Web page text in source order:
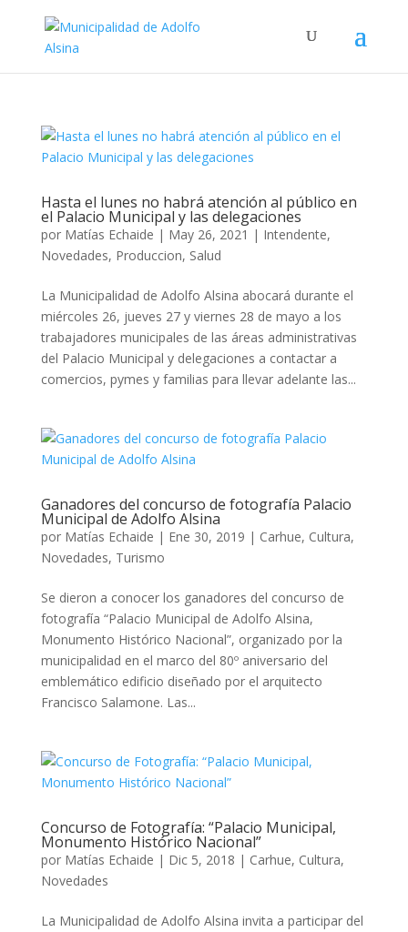
Hasta el lunes no habrá atención al público en
el Palacio Municipal y las delegaciones
por Matías Echaide | May 26, 2021 | Intendente,
Novedades, Produccion, Salud
La Municipalidad de Adolfo Alsina abocará durante el
miércoles 26, jueves 27 y viernes 28 de mayo a los
trabajadores municipales de las áreas administrativas
del Palacio Municipal y delegaciones a contactar a
comercios, pymes y familias para llevar adelante las...
Ganadores del concurso de fotografía Palacio
Municipal de Adolfo Alsina
por Matías Echaide | Ene 30, 2019 | Carhue, Cultura,
Novedades, Turismo
Se dieron a conocer los ganadores del concurso de
fotografía “Palacio Municipal de Adolfo Alsina,
Monumento Histórico Nacional”, organizado por la
municipalidad en el marco del 80º aniversario del
emblemático edificio diseñado por el arquitecto
Francisco Salamone. Las...
Concurso de Fotografía: “Palacio Municipal,
Monumento Histórico Nacional”
por Matías Echaide | Dic 5, 2018 | Carhue, Cultura,
Novedades
La Municipalidad de Adolfo Alsina invita a participar del